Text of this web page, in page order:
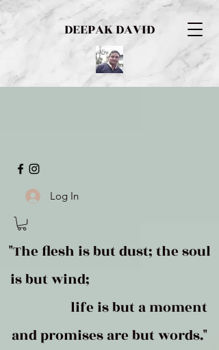
DEEPAK DAVID
Log In
"The flesh is but dust; the soul
is but wind;
life is but a moment
and promises are but words."